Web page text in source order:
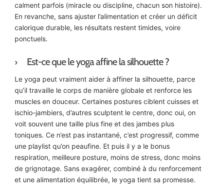
calment parfois (miracle ou discipline, chacun son histoire).
En revanche, sans ajuster l’alimentation et créer un déficit
calorique durable, les résultats restent timides, voire
ponctuels.
Est-ce que le yoga affine la silhouette ?
Le yoga peut vraiment aider à affiner la silhouette, parce
qu’il travaille le corps de manière globale et renforce les
muscles en douceur. Certaines postures ciblent cuisses et
ischio-jambiers, d’autres sculptent le centre, donc oui, on
voit souvent une taille plus fine et des jambes plus
toniques. Ce n’est pas instantané, c’est progressif, comme
une playlist qu’on peaufine. Et puis il y a le bonus
respiration, meilleure posture, moins de stress, donc moins
de grignotage. Sans exagérer, combiné à du renforcement
et une alimentation équilibrée, le yoga tient sa promesse.